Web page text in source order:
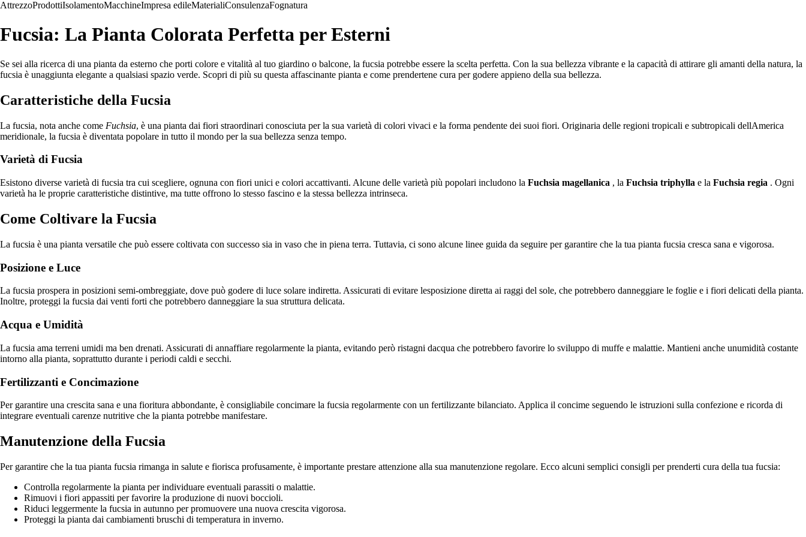
AttrezzoProdottiIsolamentoMacchineImpresa edileMaterialiConsulenzaFognatura
Fucsia: La Pianta Colorata Perfetta per Esterni
Se sei alla ricerca di una pianta da esterno che porti colore e vitalità al tuo giardino o balcone, la fucsia potrebbe essere la scelta perfetta. Con la sua bellezza vibrante e la capacità di attirare gli amanti della natura, la
fucsia è unaggiunta elegante a qualsiasi spazio verde. Scopri di più su questa affascinante pianta e come prendertene cura per godere appieno della sua bellezza.
Caratteristiche della Fucsia
La fucsia, nota anche come Fuchsia, è una pianta dai fiori straordinari conosciuta per la sua varietà di colori vivaci e la forma pendente dei suoi fiori. Originaria delle regioni tropicali e subtropicali dellAmerica
meridionale, la fucsia è diventata popolare in tutto il mondo per la sua bellezza senza tempo.
Varietà di Fucsia
Esistono diverse varietà di fucsia tra cui scegliere, ognuna con fiori unici e colori accattivanti. Alcune delle varietà più popolari includono la Fuchsia magellanica , la Fuchsia triphylla e la Fuchsia regia . Ogni
varietà ha le proprie caratteristiche distintive, ma tutte offrono lo stesso fascino e la stessa bellezza intrinseca.
Come Coltivare la Fucsia
La fucsia è una pianta versatile che può essere coltivata con successo sia in vaso che in piena terra. Tuttavia, ci sono alcune linee guida da seguire per garantire che la tua pianta fucsia cresca sana e vigorosa.
Posizione e Luce
La fucsia prospera in posizioni semi-ombreggiate, dove può godere di luce solare indiretta. Assicurati di evitare lesposizione diretta ai raggi del sole, che potrebbero danneggiare le foglie e i fiori delicati della pianta.
Inoltre, proteggi la fucsia dai venti forti che potrebbero danneggiare la sua struttura delicata.
Acqua e Umidità
La fucsia ama terreni umidi ma ben drenati. Assicurati di annaffiare regolarmente la pianta, evitando però ristagni dacqua che potrebbero favorire lo sviluppo di muffe e malattie. Mantieni anche unumidità costante
intorno alla pianta, soprattutto durante i periodi caldi e secchi.
Fertilizzanti e Concimazione
Per garantire una crescita sana e una fioritura abbondante, è consigliabile concimare la fucsia regolarmente con un fertilizzante bilanciato. Applica il concime seguendo le istruzioni sulla confezione e ricorda di
integrare eventuali carenze nutritive che la pianta potrebbe manifestare.
Manutenzione della Fucsia
Per garantire che la tua pianta fucsia rimanga in salute e fiorisca profusamente, è importante prestare attenzione alla sua manutenzione regolare. Ecco alcuni semplici consigli per prenderti cura della tua fucsia:
Controlla regolarmente la pianta per individuare eventuali parassiti o malattie.
Rimuovi i fiori appassiti per favorire la produzione di nuovi boccioli.
Riduci leggermente la fucsia in autunno per promuovere una nuova crescita vigorosa.
Proteggi la pianta dai cambiamenti bruschi di temperatura in inverno.